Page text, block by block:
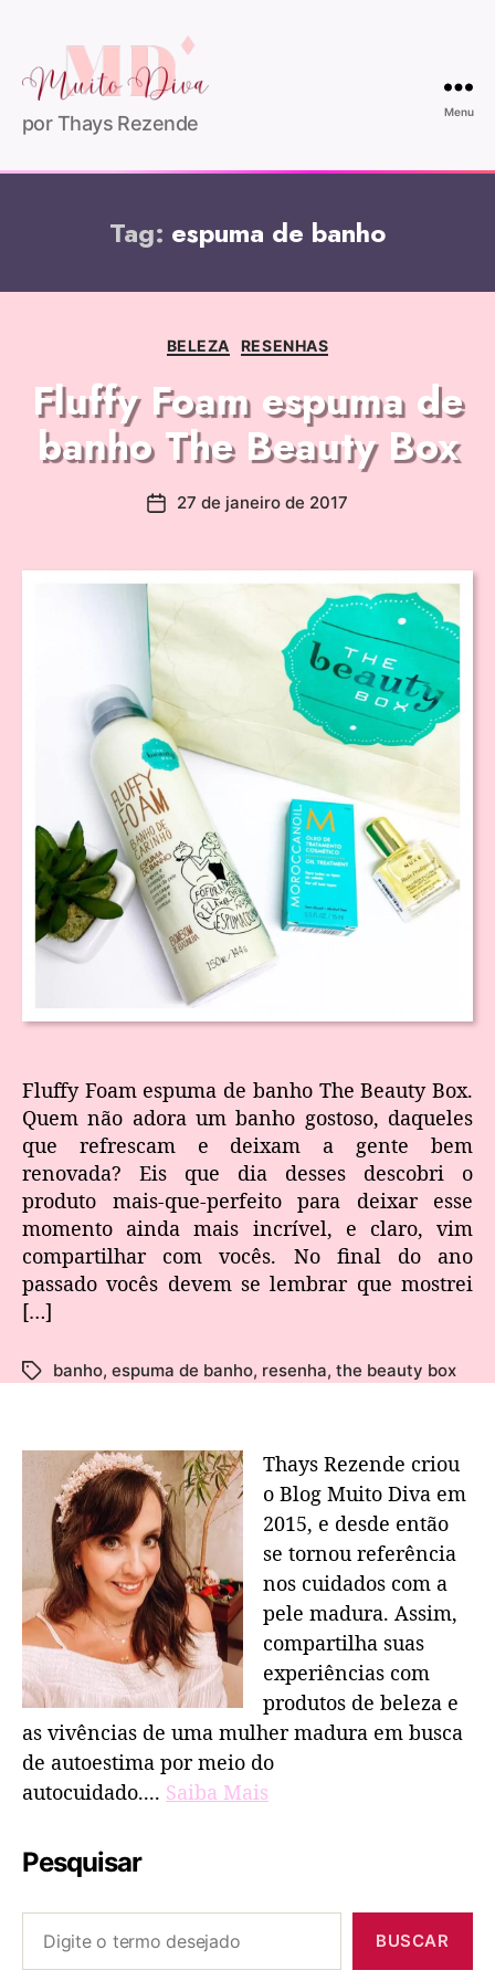
por Thays Rezende
Menu
Tag: espuma de banho
BELEZA RESENHAS
Fluffy Foam espuma de
banho The Beauty Box
27 de janeiro de 2017
Fluffy Foam espuma de banho The Beauty Box.
Quem não adora um banho gostoso, daqueles
que refrescam e deixam a gente bem
renovada? Eis que dia desses descobri o
produto mais-que-perfeito para deixar esse
momento ainda mais incrível, e claro, vim
compartilhar com vocês. No final do ano
passado vocês devem se lembrar que mostrei
[…]
banho, espuma de banho, resenha, the beauty box
Thays Rezende criou
o Blog Muito Diva em
2015, e desde então
se tornou referência
nos cuidados com a
pele madura. Assim,
compartilha suas
experiências com
produtos de beleza e
as vivências de uma mulher madura em busca
de autoestima por meio do
autocuidado.... Saiba Mais
Pesquisar
BUSCAR